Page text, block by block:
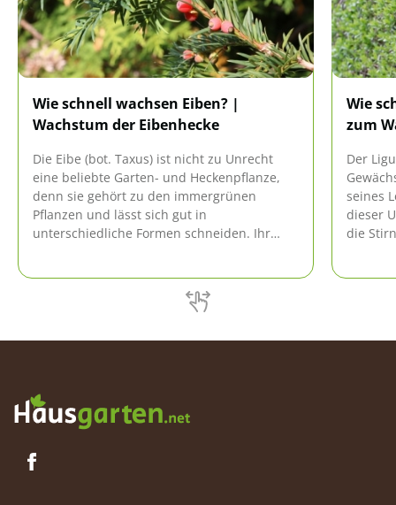
Wie schnell wachsen Eiben? |
Wachstum der Eibenhecke
Die Eibe (bot. Taxus) ist nicht zu Unrecht
eine beliebte Garten- und Heckenpflanze,
denn sie gehört zu den immergrünen
Pflanzen und lässt sich gut in
unterschiedliche Formen schneiden. Ihr
Wie
zum
Der
seines
dieser
die